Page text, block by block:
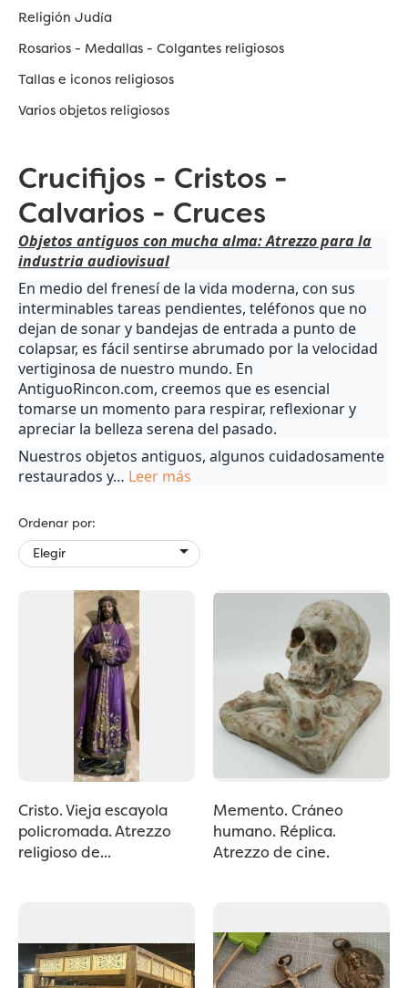
Religión Judía
Rosarios - Medallas - Colgantes religiosos
Tallas e iconos religiosos
Varios objetos religiosos
Crucifijos - Cristos -
Calvarios - Cruces
Objetos antiguos con mucha alma: Atrezzo para la
industria audiovisual
En medio del frenesí de la vida moderna, con sus
interminables tareas pendientes, teléfonos que no
dejan de sonar y bandejas de entrada a punto de
colapsar, es fácil sentirse abrumado por la velocidad
vertiginosa de nuestro mundo. En
AntiguoRincon.com, creemos que es esencial
tomarse un momento para respirar, reflexionar y
apreciar la belleza serena del pasado.
Nuestros objetos antiguos, algunos cuidadosamente
restaurados y… Leer más
Ordenar por:
Elegir

Cristo. Vieja escayola
policromada. Atrezzo
religioso de...
Memento. Cráneo
humano. Réplica.
Atrezzo de cine.